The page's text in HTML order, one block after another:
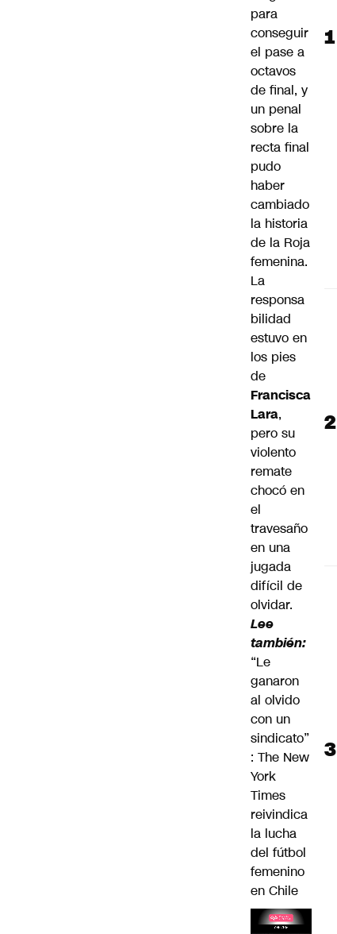
para
conseguir
el pase a
octavos
de final, y
un penal
sobre la
recta final
pudo
haber
cambiado
la historia
de la Roja
femenina.
La
responsa
bilidad
estuvo en
los pies
de
Francisca
Lara,
pero su
violento
remate
chocó en
el
travesaño
en una
jugada
difícil de
olvidar.
Lee
también:
“Le
ganaron
al olvido
con un
sindicato”
: The New
York
Times
reivindica
la lucha
del fútbol
femenino
en Chile